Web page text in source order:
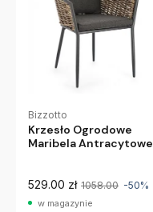
Bizzotto
Krzesło Ogrodowe
Maribela Antracytowe
529.00 zł 1058.00 -50%
w magazynie